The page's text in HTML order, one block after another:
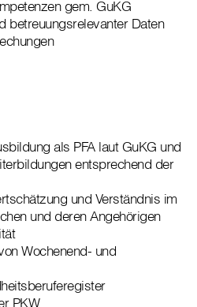
gem. GuKG
betreuungsrelevanter Daten
als PFA laut GuKG und
entsprechend der
und Verständnis im
und deren Angehörigen
Wochenend- und
PKW